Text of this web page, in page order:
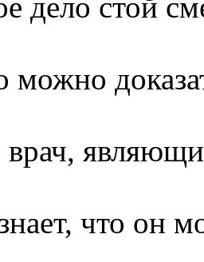
можно
что он